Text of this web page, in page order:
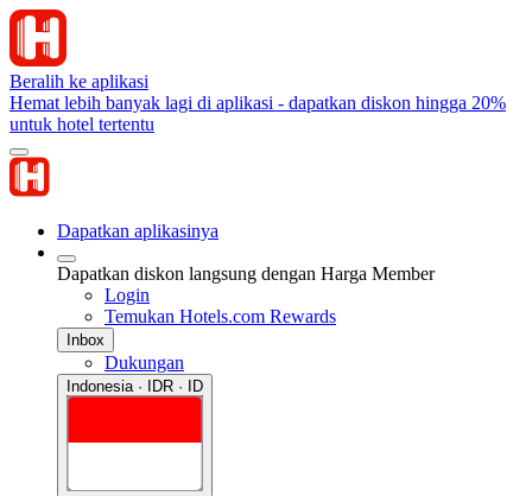
Beralih ke aplikasi
Hemat lebih banyak lagi di aplikasi - dapatkan diskon hingga 20%
untuk hotel tertentu
Dapatkan aplikasinya
Dapatkan diskon langsung dengan Harga Member
Login
Temukan Hotels.com Rewards
Inbox
Dukungan
Indonesia · IDR · ID